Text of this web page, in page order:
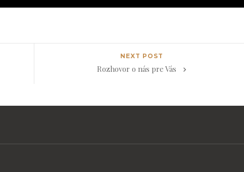
NEXT POST
Rozhovor o nás pre Vás